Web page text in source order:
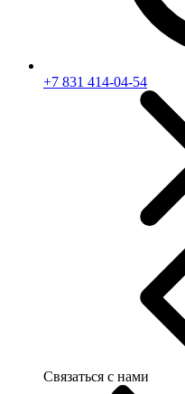
+7 831 414-04-54
Связаться с нами